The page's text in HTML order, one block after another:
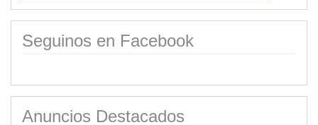
Seguinos en Facebook
Anuncios Destacados